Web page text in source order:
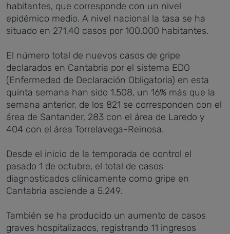
habitantes, que corresponde con un nivel
epidémico medio. A nivel nacional la tasa se ha
situado en 271,40 casos por 100.000 habitantes.
El número total de nuevos casos de gripe
declarados en Cantabria por el sistema EDO
(Enfermedad de Declaración Obligatoria) en esta
quinta semana han sido 1.508, un 16% más que la
semana anterior, de los 821 se corresponden con el
área de Santander, 283 con el área de Laredo y
404 con el área Torrelavega-Reinosa.
Desde el inicio de la temporada de control el
pasado 1 de octubre, el total de casos
diagnosticados clínicamente como gripe en
Cantabria asciende a 5.249.
También se ha producido un aumento de casos
graves hospitalizados, registrando 11 ingresos